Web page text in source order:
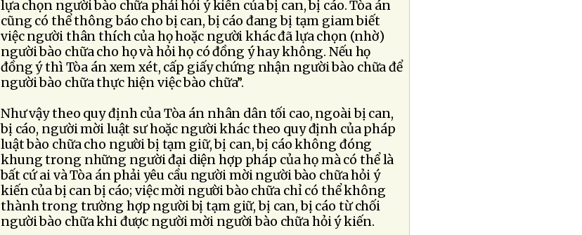
lựa chọn người bào chữa phải hỏi ý kiến của bị can, bị cáo. Tòa án
cũng có thể thông báo cho bị can, bị cáo đang bị tạm giam biết
việc người thân thích của họ hoặc người khác đã lựa chọn (nhờ)
người bào chữa cho họ và hỏi họ có đồng ý hay không. Nếu họ
đồng ý thì Tòa án xem xét, cấp giấy chứng nhận người bào chữa để
người bào chữa thực hiện việc bào chữa”.
Như vậy theo quy định của Tòa án nhân dân tối cao, ngoài bị can,
bị cáo, người mời luật sư hoặc người khác theo quy định của pháp
luật bào chữa cho người bị tạm giữ, bị can, bị cáo không đóng
khung trong những người đại diện hợp pháp của họ mà có thể là
bất cứ ai và Tòa án phải yêu cầu người mời người bào chữa hỏi ý
kiến của bị can bị cáo; việc mời người bào chữa chỉ có thể không
thành trong trường hợp người bị tạm giữ, bị can, bị cáo từ chối
người bào chữa khi được người mời người bào chữa hỏi ý kiến.